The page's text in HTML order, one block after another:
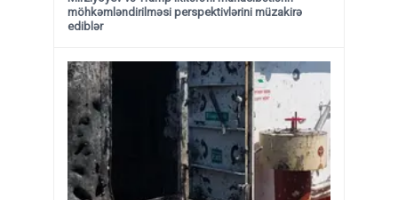
möhkəmləndirilməsi perspektivlərini müzakirə
ediblər